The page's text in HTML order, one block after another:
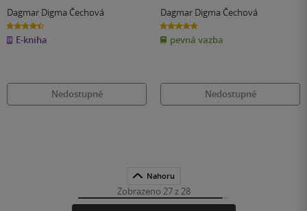
Dagmar Digma Čechová
4.4
z
5
hvězdiček
E-kniha
Nedostupné
Dagmar Digma Čechová
5.0
z
5
hvězdiček
pevná vazba
Nedostupné
Nahoru
Zobrazeno 27 z 28